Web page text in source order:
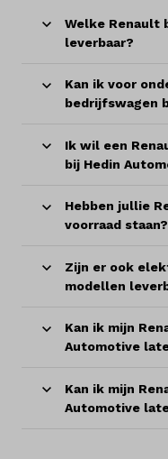
Welke Renault
leverbaar?
Kan ik voor
bedrijfswagen
Ik wil een
bij Hedin
Hebben jullie
voorraad staan?
Zijn er ook
modellen
Kan ik mijn
Automotive
Kan ik mijn
Automotive